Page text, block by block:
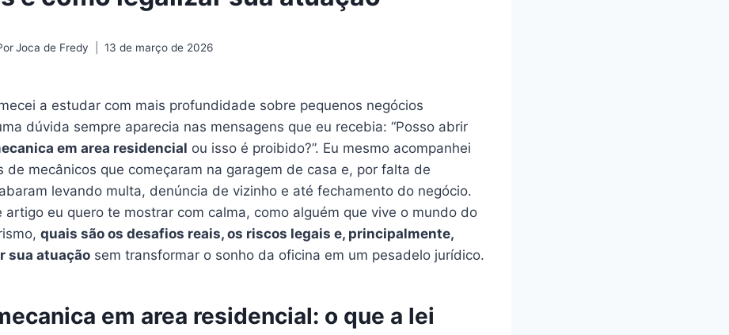
Joca de Fredy 13 de março de 2026
a estudar com mais profundidade sobre pequenos negócios
dúvida sempre aparecia nas mensagens que eu recebia: “Posso abrir
em area residencial ou isso é proibido?”. Eu mesmo acompanhei
de mecânicos que começaram na garagem de casa e, por falta de
levando multa, denúncia de vizinho e até fechamento do negócio.
artigo eu quero te mostrar com calma, como alguém que vive o mundo do
quais são os desafios reais, os riscos legais e, principalmente,
sua atuação sem transformar o sonho da oficina em um pesadelo jurídico.
em area residencial: o que a lei